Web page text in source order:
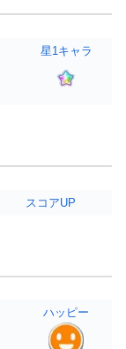
星1キャラ
スコアUP
ハッピー